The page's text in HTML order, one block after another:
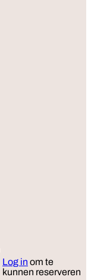
Log in om te
kunnen reserveren